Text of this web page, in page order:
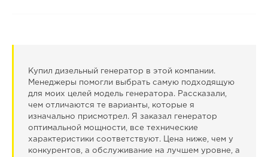
Купил дизельный генератор в этой компании.
Менеджеры помогли выбрать самую подходящую
для моих целей модель генератора. Рассказали,
чем отличаются те варианты, которые я
изначально присмотрел. Я заказал генератор
оптимальной мощности, все технические
характеристики соответствуют. Цена ниже, чем у
конкурентов, а обслуживание на лучшем уровне, а